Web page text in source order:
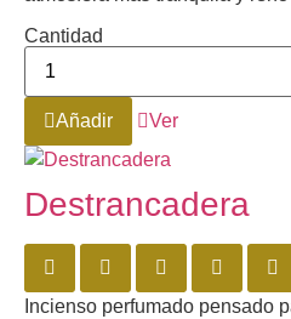
Cantidad
Añadir Ver
Destrancadera
Incienso perfumado pensado